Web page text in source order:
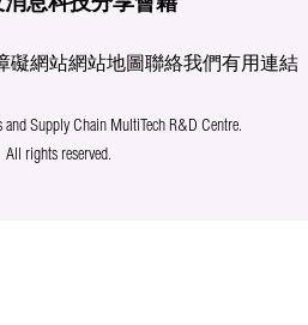
礙網站網站地圖聯絡我們有用連結
Supply Chain MultiTech R&D Centre.
All rights reserved.